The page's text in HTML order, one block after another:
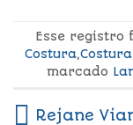
Esse registro
Costura,Costura
marcado
Rejane